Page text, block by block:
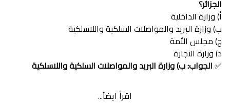
الجزائر؟
أ) وزارة الداخلية
ب) وزارة البريد والمواصلات السلكية واللاسلكية
ج) مجلس الأمة
د) وزارة التجارة
✅الجواب: ب) وزارة البريد والمواصلات السلكية واللاسلكية
اقرأ ايضاً...